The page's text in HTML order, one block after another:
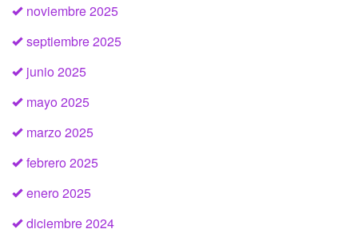
noviembre 2025
septiembre 2025
junio 2025
mayo 2025
marzo 2025
febrero 2025
enero 2025
diciembre 2024